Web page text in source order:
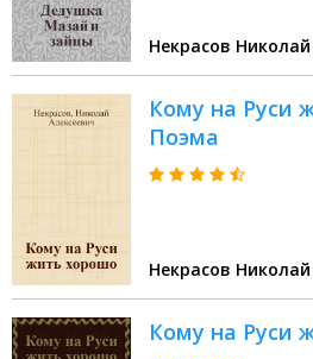
Некрасов
Кому на Руси
Поэма
Некрасов
Кому на Руси